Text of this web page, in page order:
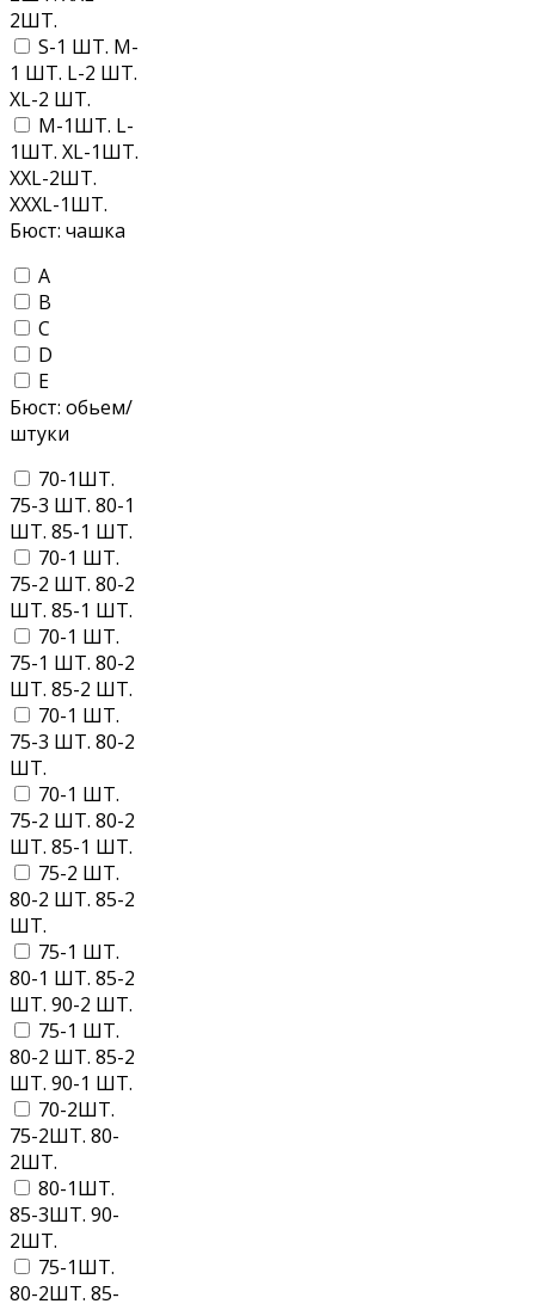
2ШТ.
S-1 ШТ. M-
1 ШТ. L-2 ШТ.
XL-2 ШТ.
M-1ШТ. L-
1ШТ. XL-1ШТ.
XXL-2ШТ.
XXXL-1ШТ.
Бюст: чашка
A
B
C
D
E
Бюст: обьем/
штуки
70-1ШТ.
75-3 ШТ. 80-1
ШТ. 85-1 ШТ.
70-1 ШТ.
75-2 ШТ. 80-2
ШТ. 85-1 ШТ.
70-1 ШТ.
75-1 ШТ. 80-2
ШТ. 85-2 ШТ.
70-1 ШТ.
75-3 ШТ. 80-2
ШТ.
70-1 ШТ.
75-2 ШТ. 80-2
ШТ. 85-1 ШТ.
75-2 ШТ.
80-2 ШТ. 85-2
ШТ.
75-1 ШТ.
80-1 ШТ. 85-2
ШТ. 90-2 ШТ.
75-1 ШТ.
80-2 ШТ. 85-2
ШТ. 90-1 ШТ.
70-2ШТ.
75-2ШТ. 80-
2ШТ.
80-1ШТ.
85-3ШТ. 90-
2ШТ.
75-1ШТ.
80-2ШТ. 85-